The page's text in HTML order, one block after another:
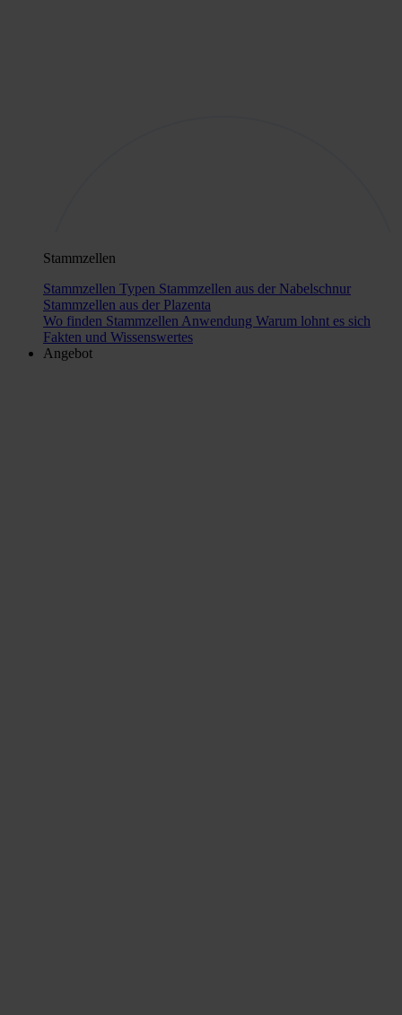
Stammzellen
Stammzellen Typen Stammzellen aus der Nabelschnur
Stammzellen aus der Plazenta
Wo finden Stammzellen Anwendung Warum lohnt es sich
Fakten und Wissenswertes
Angebot